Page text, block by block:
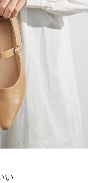
パンプス
ィス履き替え
日
ママ
い